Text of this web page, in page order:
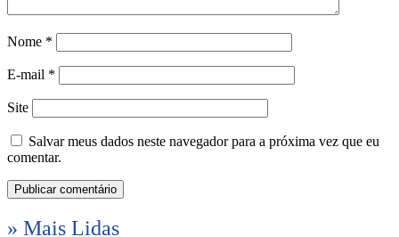
Nome *
E-mail *
Site
Salvar meus dados neste navegador para a próxima vez que eu
comentar.
» Mais Lidas